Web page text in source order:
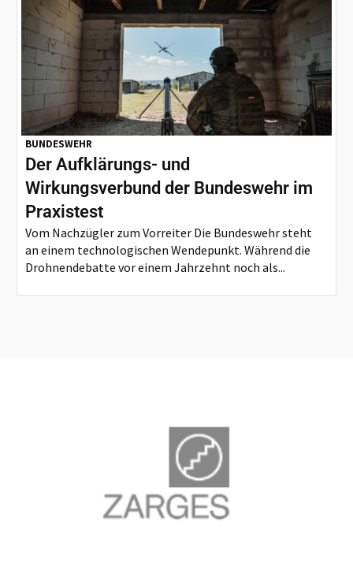
BUNDESWEHR
Der Aufklärungs- und
Wirkungsverbund der Bundeswehr im
Praxistest
Vom Nachzügler zum Vorreiter Die Bundeswehr steht
an einem technologischen Wendepunkt. Während die
Drohnendebatte vor einem Jahrzehnt noch als...